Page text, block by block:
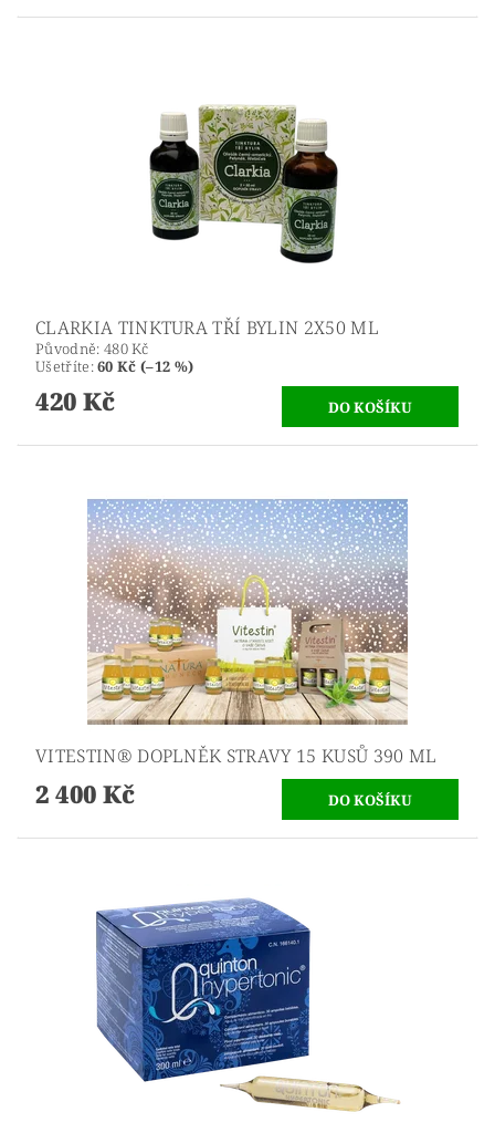
CLARKIA TINKTURA TŘÍ BYLIN 2X50 ML
Původně: 480 Kč
Ušetříte:60 Kč (–12 %)
420 Kč
VITESTIN® DOPLNĚK STRAVY 15 KUSŮ 390 ML
2 400 Kč